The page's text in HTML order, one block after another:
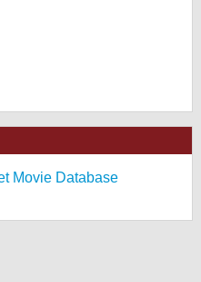
Movie Database